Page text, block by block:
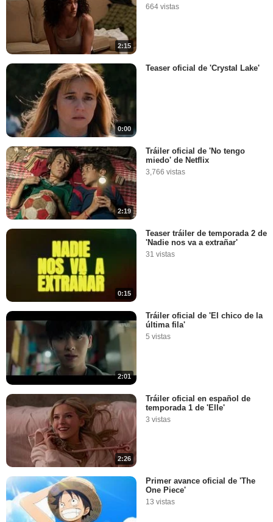
2:15
664 vistas
0:00
Teaser oficial de 'Crystal Lake'
2:19
Tráiler oficial de 'No tengo
miedo' de Netflix
3,766 vistas
0:15
Teaser tráiler de temporada 2 de
'Nadie nos va a extrañar'
31 vistas
2:01
Tráiler oficial de 'El chico de la
última fila'
5 vistas
2:26
Tráiler oficial en español de
temporada 1 de 'Elle'
3 vistas
Primer avance oficial de 'The
One Piece'
13 vistas